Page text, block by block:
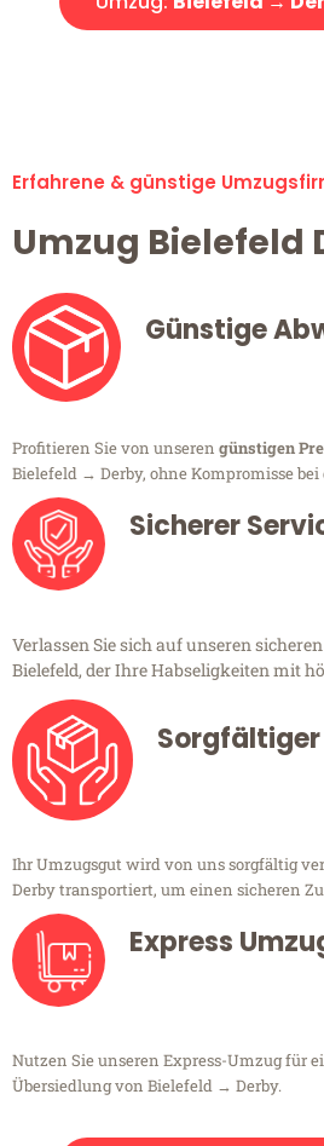
Erfahrene & günstige
Umzug Bielefeld
Günstige
Profitieren Sie von unseren günstigen
Bielefeld → Derby, ohne Kompromisse
Sicherer
Verlassen Sie sich auf unseren
Bielefeld, der Ihre Habseligkeiten mit
Ihr Umzugsgut wird von uns sorgfältig
Derby transportiert, um einen sicheren
Express
Nutzen Sie unseren Express-Umzug für
Übersiedlung von Bielefeld → Derby.